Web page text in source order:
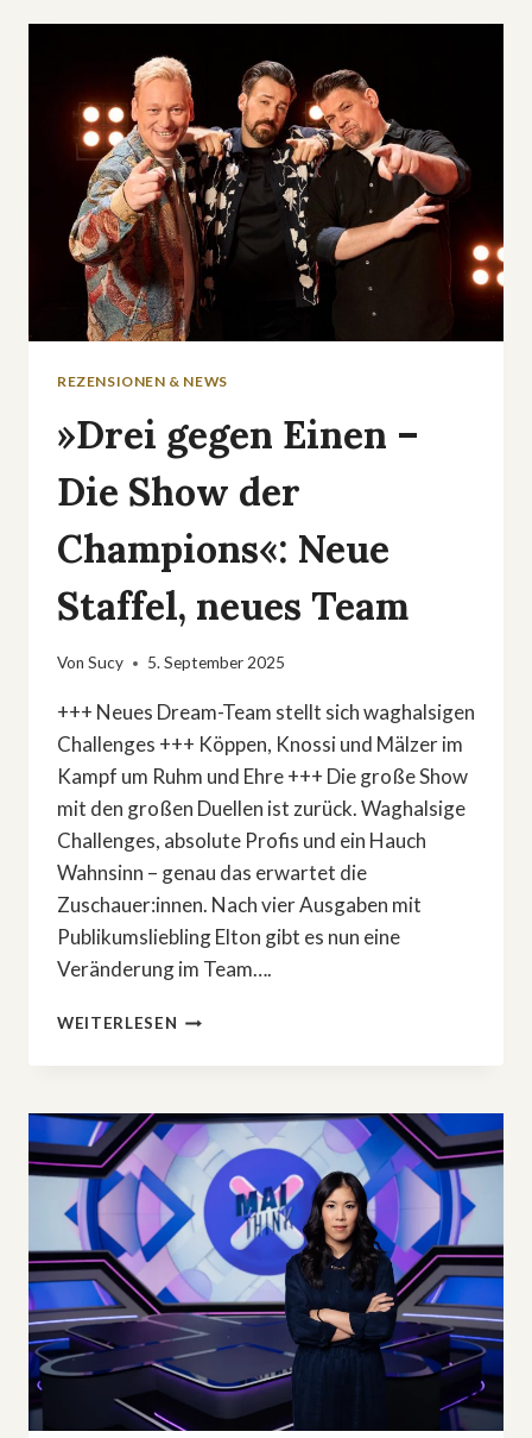
4:
ANISTON
UND
REESE
WITHERSPOON
ZURÜCK
IM
NEWSROOM-
DRAMA
REZENSIONEN & NEWS
»Drei gegen Einen –
Die Show der
Champions«: Neue
Staffel, neues Team
Von Sucy 5. September 2025
+++ Neues Dream-Team stellt sich waghalsigen
Challenges +++ Köppen, Knossi und Mälzer im
Kampf um Ruhm und Ehre +++ Die große Show
mit den großen Duellen ist zurück. Waghalsige
Challenges, absolute Profis und ein Hauch
Wahnsinn – genau das erwartet die
Zuschauer:innen. Nach vier Ausgaben mit
Publikumsliebling Elton gibt es nun eine
Veränderung im Team….
WEITERLESEN »DREI
EINEN
DIE
SHOW
DER
CHAMPIONS«:
NEUE
STAFFEL,
NEUES
TEAM